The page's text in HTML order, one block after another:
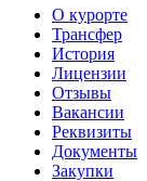
О курорте
Трансфер
История
Лицензии
Отзывы
Вакансии
Реквизиты
Документы
Закупки